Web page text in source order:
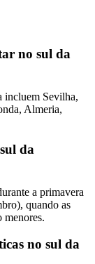
no sul da
incluem Sevilha,
Almeria,
da
a primavera
quando as
menores.
no sul da